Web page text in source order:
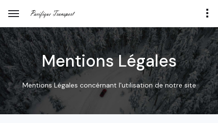
Mentions Légales
Mentions Légales concérnant l'utilisation de notre site